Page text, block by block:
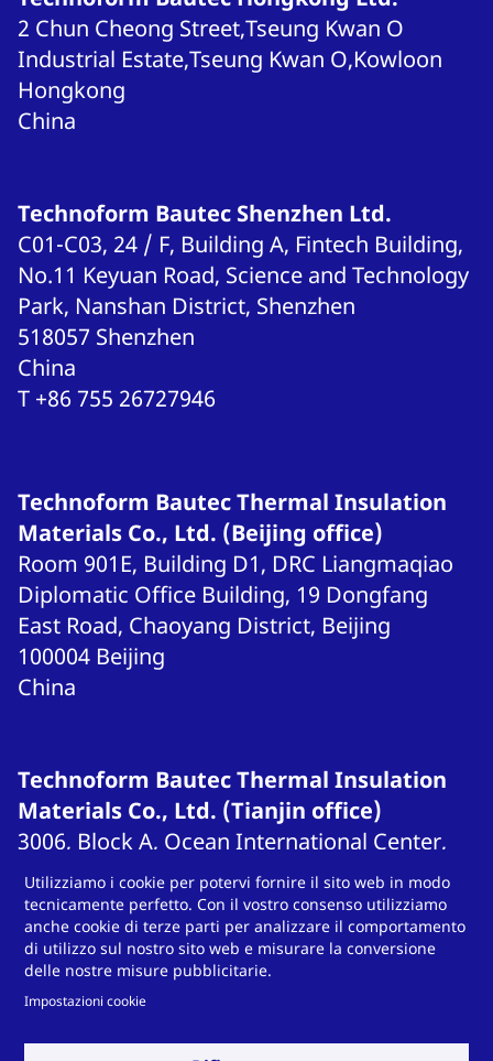
2 Chun Cheong Street,Tseung Kwan O
Industrial Estate,Tseung Kwan O,Kowloon
Hongkong
China
Technoform Bautec Shenzhen Ltd.
C01-C03, 24 / F, Building A, Fintech Building,
No.11 Keyuan Road, Science and Technology
Park, Nanshan District, Shenzhen
518057 Shenzhen
China
T +86 755 26727946
Technoform Bautec Thermal Insulation
Materials Co., Ltd. (Beijing office)
Room 901E, Building D1, DRC Liangmaqiao
Diplomatic Office Building, 19 Dongfang
East Road, Chaoyang District, Beijing
100004 Beijing
China
Technoform Bautec Thermal Insulation
Materials Co., Ltd. (Tianjin office)
3006, Block A, Ocean International Center,
Huachang Road, Hedong District, Tianjin,
China
300151Tianjin
China
T86-18622142389
Utilizziamo i cookie per potervi fornire il sito web in modo
tecnicamente perfetto. Con il vostro consenso utilizziamo
anche cookie di terze parti per analizzare il comportamento
di utilizzo sul nostro sito web e misurare la conversione
delle nostre misure pubblicitarie.
Impostazioni cookie